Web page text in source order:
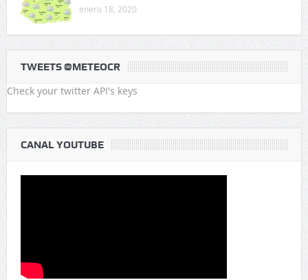
enero 18, 2020
TWEETS @METEOCR
Check your twitter API's keys
CANAL YOUTUBE